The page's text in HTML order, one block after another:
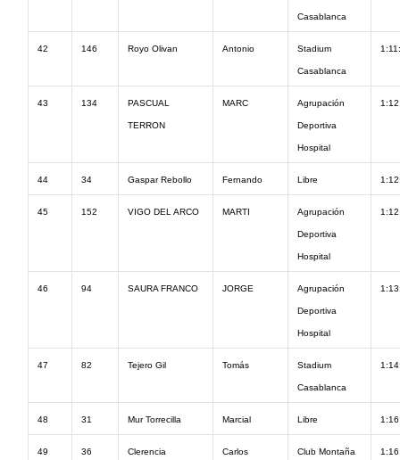
Casablanca
42 146 Royo Olivan Antonio Stadium
Casablanca
43 134 PASCUAL
TERRON
MARC Agrupación
Deportiva
Hospital
44 34 Gaspar Rebollo Fernando Libre
45 152 VIGO DEL ARCO MARTI Agrupación
Deportiva
Hospital
46 94 SAURA FRANCO JORGE Agrupación
Deportiva
Hospital
47 82 Tejero Gil Tomás Stadium
Casablanca
48 31 Mur Torrecilla Marcial Libre
49 36 Clerencia Carlos Club Montaña